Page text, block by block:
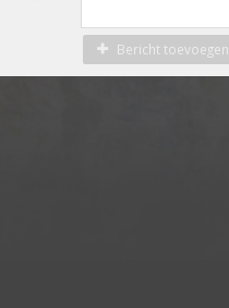
Bericht toevoegen